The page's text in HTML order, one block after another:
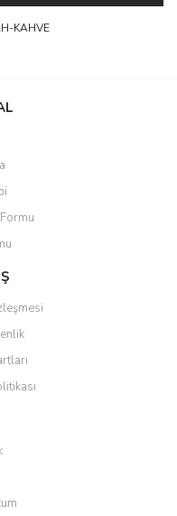
KAHVE
yapın!